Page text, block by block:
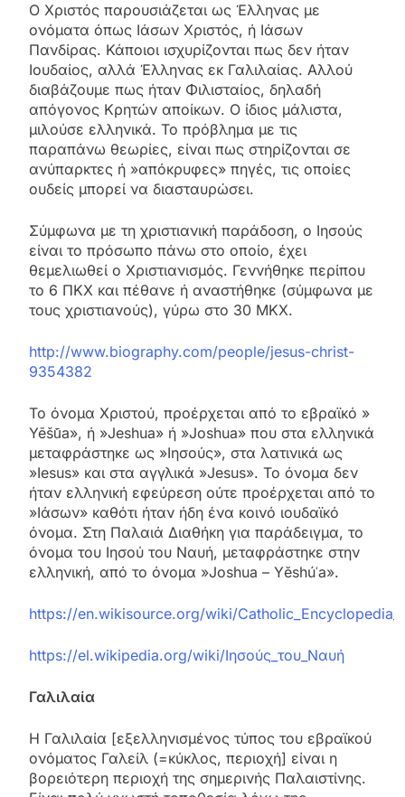
Ο Χριστός παρουσιάζεται ως Έλληνας με
ονόματα όπως Ιάσων Χριστός, ή Ιάσων
Πανδίρας. Κάποιοι ισχυρίζονται πως δεν ήταν
Ιουδαίος, αλλά Έλληνας εκ Γαλιλαίας. Αλλού
διαβάζουμε πως ήταν Φιλισταίος, δηλαδή
απόγονος Κρητών αποίκων. Ο ίδιος μάλιστα,
μιλούσε ελληνικά. Το πρόβλημα με τις
παραπάνω θεωρίες, είναι πως στηρίζονται σε
ανύπαρκτες ή »απόκρυφες» πηγές, τις οποίες
ουδείς μπορεί να διασταυρώσει.
Σύμφωνα με τη χριστιανική παράδοση, ο Ιησούς
είναι το πρόσωπο πάνω στο οποίο, έχει
θεμελιωθεί ο Χριστιανισμός. Γεννήθηκε περίπου
το 6 ΠΚΧ και πέθανε ή αναστήθηκε (σύμφωνα με
τους χριστιανούς), γύρω στο 30 ΜΚΧ.
http://www.biography.com/people/jesus-christ-
9354382
Το όνομα Χριστού, προέρχεται από το εβραϊκό »
Yēšū́a», ή »Jeshua» ή »Joshua» που στα ελληνικά
μεταφράστηκε ως »Ιησούς», στα λατινικά ως
»Iesus» και στα αγγλικά »Jesus». Το όνομα δεν
ήταν ελληνική εφεύρεση ούτε προέρχεται από το
»Ιάσων» καθότι ήταν ήδη ένα κοινό ιουδαϊκό
όνομα. Στη Παλαιά Διαθήκη για παράδειγμα, το
όνομα του Ιησού του Ναυή, μεταφράστηκε στην
ελληνική, από το όνομα »Joshua – Yĕshúʿa».
https://en.wikisource.org/wiki/
https://el.wikipedia.org/wiki/Ιησούς_του_Ναυή
Γαλιλαία
Η Γαλιλαία [εξελληνισμένος τύπος του εβραϊκού
ονόματος Γαλείλ (=κύκλος, περιοχή] είναι η
βορειότερη περιοχή της σημερινής Παλαιστίνης.